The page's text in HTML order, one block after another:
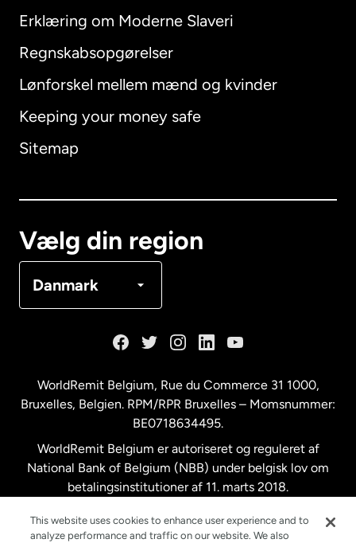
Erklæring om Moderne Slaveri
Regnskabsopgørelser
Lønforskel mellem mænd og kvinder
Keeping your money safe
Sitemap
Vælg din region
Danmark
International English
Australien
Malaysia
New Zealand
Spanien
WorldRemit Belgium, Rue du Commerce 31 1000,
Bruxelles, Belgien. RPM/RPR Bruxelles – Momsnummer:
BE0718634495.
WorldRemit Belgium er autoriseret og reguleret af
National Bank of Belgium (NBB) under belgisk lov om
betalingsinstitutioner af 11. marts 2018.
This website uses cookies to enhance user experience and to
analyze performance and traffic on our website. We also